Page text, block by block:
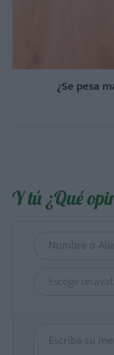
¿Se pesa
Y tú ¿Qué
Escoge un